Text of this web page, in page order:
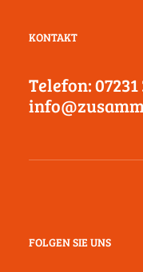
KONTAKT
Telefon: 07231
FOLGEN SIE UNS